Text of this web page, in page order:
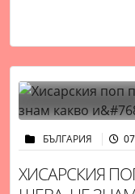
БЪЛГАРИЯ
ХИСАРСКИЯ